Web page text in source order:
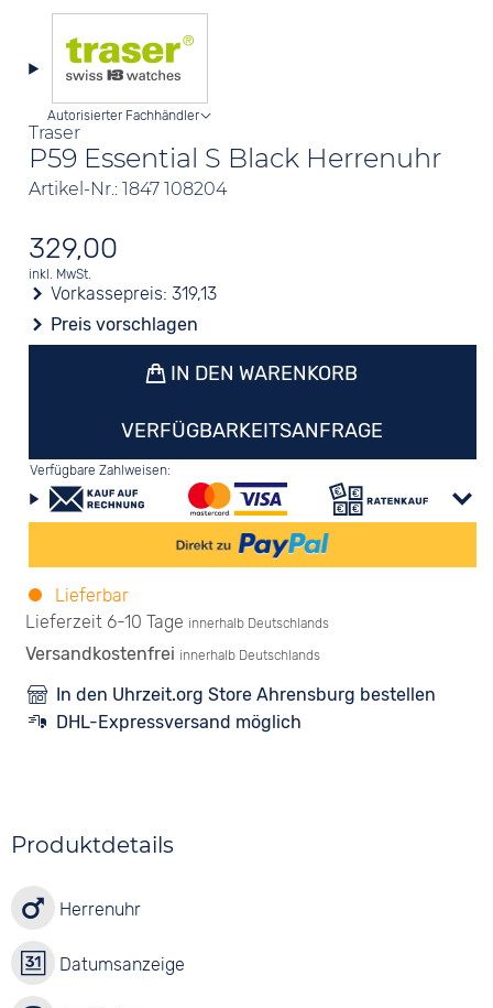
Traser
P59 Essential S Black Herrenuhr
Artikel-Nr.: 1847 108204
Autorisierter Fachhändler
329,00
inkl. MwSt.
Vorkassepreis:319,13
Preis vorschlagen
IN DEN WARENKORB
VERFÜGBARKEITSANFRAGE
Verfügbare Zahlweisen:
Lieferbar
Lieferzeit 6-10 Tage innerhalb Deutschlands
Versandkostenfrei innerhalb Deutschlands
In den Uhrzeit.org Store Ahrensburg bestellen
DHL-Expressversand möglich
Produktdetails
Herrenuhr
Datumsanzeige